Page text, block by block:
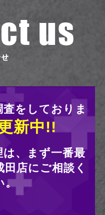
をしておりま
新中!!
、まず一番最
店にご相談く
。